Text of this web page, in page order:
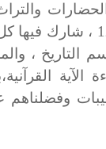
الاساسية وذلك يوم
التاريخ ،
الآية
وفضلناهم